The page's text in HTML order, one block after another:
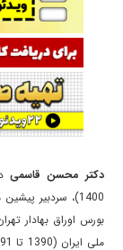
دکتر محسن قاسمی